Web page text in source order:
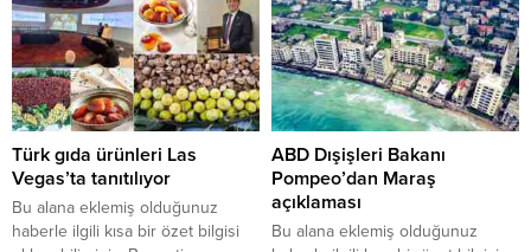
Türk gıda ürünleri Las
Vegas’ta tanıtılıyor
Bu alana eklemiş olduğunuz
haberle ilgili kısa bir özet bilgisi
ABD Dışişleri Bakanı
Pompeo’dan Maraş
açıklaması
Bu alana eklemiş olduğunuz